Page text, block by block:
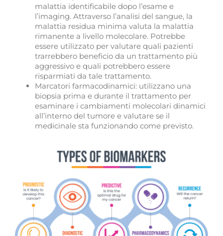
malattia identificabile dopo l’esame e
l’imaging. Attraverso l’analisi del sangue, la
malattia residua minima valuta la malattia
rimanente a livello molecolare. Potrebbe
essere utilizzato per valutare quali pazienti
trarrebbero beneficio da un trattamento più
aggressivo e quali potrebbero essere
risparmiati da tale trattamento.
Marcatori farmacodinamici: utilizzano una
biopsia prima e durante il trattamento per
esaminare i cambiamenti molecolari dinamici
all’interno del tumore e valutare se il
medicinale sta funzionando come previsto.